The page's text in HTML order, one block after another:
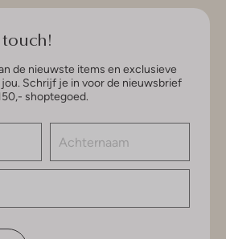
de nieuwste items en exclusieve
jou. Schrijf je in voor de nieuwsbrief
shoptegoed.